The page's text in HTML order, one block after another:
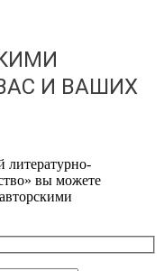
И ВАШИХ
литературно-
вы можете